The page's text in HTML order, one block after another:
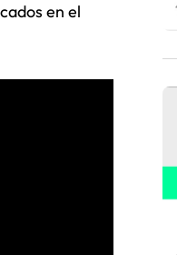
en el